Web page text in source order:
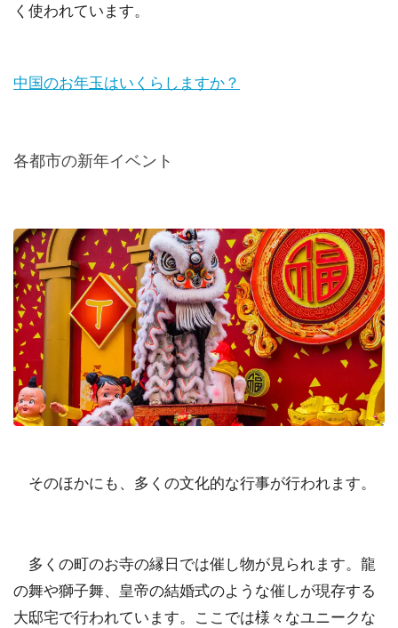
く使われています。
中国のお年玉はいくらしますか？
各都市の新年イベント
そのほかにも、多くの文化的な行事が行われます。
多くの町のお寺の縁日では催し物が見られます。龍
の舞や獅子舞、皇帝の結婚式のような催しが現存する
大邸宅で行われています。ここでは様々なユニークな